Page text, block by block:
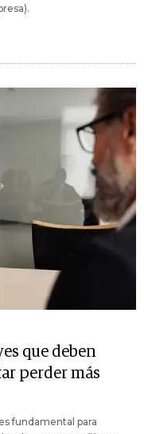
que deben
perder más
fundamental para